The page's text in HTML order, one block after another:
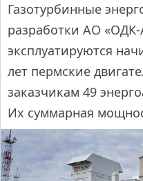
Газотурбинные
разработки АО «ОДК-
эксплуатируются
лет пермские
заказчикам 49
Их суммарная